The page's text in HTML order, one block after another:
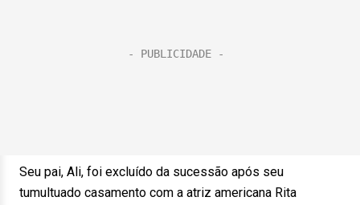
Seu pai, Ali, foi excluído da sucessão após seu
tumultuado casamento com a atriz americana Rita